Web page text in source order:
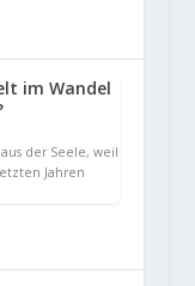
im Wandel
der Seele, weil
Jahren